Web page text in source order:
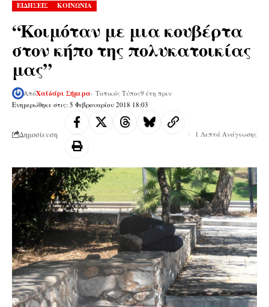
ΕΙΔΗΣΕΙΣ ΚΟΙΝΩΝΙΑ
“Κοιμόταν με μια κουβέρτα
στον κήπο της πολυκατοικίας
μας”
Ενημερώθηκε στις: 5 Φεβρουαρίου 2018 18:03
ΑπόΧαϊδάρι Σήμερα- Τοπικός Τύπος9 έτη πριν
Δημοσίευση 1 Λεπτά Ανάγνωσης